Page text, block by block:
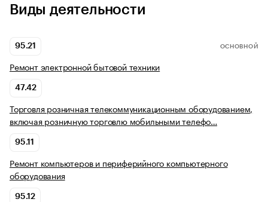
Виды деятельности
95.21 ОСНОВНОЙ
Ремонт электронной бытовой техники
47.42
Торговля розничная телекоммуникационным оборудованием,
включая розничную торговлю мобильными телефо…
95.11
Ремонт компьютеров и периферийного компьютерного
оборудования
95.12